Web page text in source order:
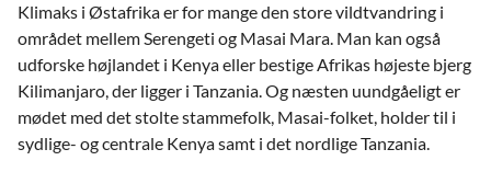
Klimaks i Østafrika er for mange den store vildtvandring i
området mellem Serengeti og Masai Mara. Man kan også
udforske højlandet i Kenya eller bestige Afrikas højeste bjerg
Kilimanjaro, der ligger i Tanzania. Og næsten uundgåeligt er
mødet med det stolte stammefolk, Masai-folket, holder til i
sydlige- og centrale Kenya samt i det nordlige Tanzania.